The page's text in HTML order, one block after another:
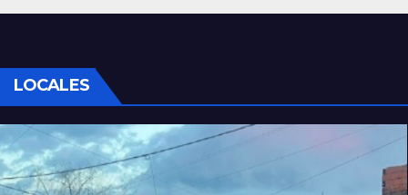
LOCALES